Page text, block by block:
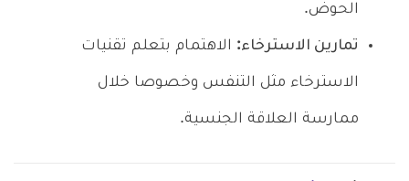
الحوض.
تمارين الاسترخاء: الاهتمام بتعلم تقنيات
الاسترخاء مثل التنفس وخصوصا خلال
ممارسة العلاقة الجنسية.